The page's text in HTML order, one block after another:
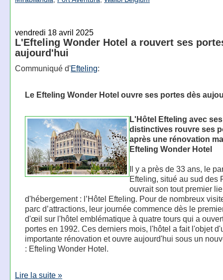
vendredi 18 avril 2025
L'Efteling Wonder Hotel a rouvert ses
aujourd'hui
Communiqué d'Efteling:
Le Efteling Wonder Hotel ouvre ses portes dès
L'Hôtel Efteling avec
distinctives rouvre ses
après une rénovation
Efteling Wonder Hotel
Il y a près de 33 ans, le
Efteling, situé au sud des
ouvrait son tout premier
d'hébergement : l’Hôtel Efteling. Pour de nombreux
parc d’attractions, leur journée commence dès le
d'œil sur l'hôtel emblématique à quatre tours qui a
portes en 1992. Ces derniers mois, l'hôtel a fait l'objet
importante rénovation et ouvre aujourd'hui sous un
: Efteling Wonder Hotel.
Lire la suite »